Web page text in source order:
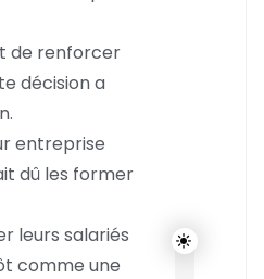
de renforcer
décision a
entreprise
dû les former
leurs salariés
comme une